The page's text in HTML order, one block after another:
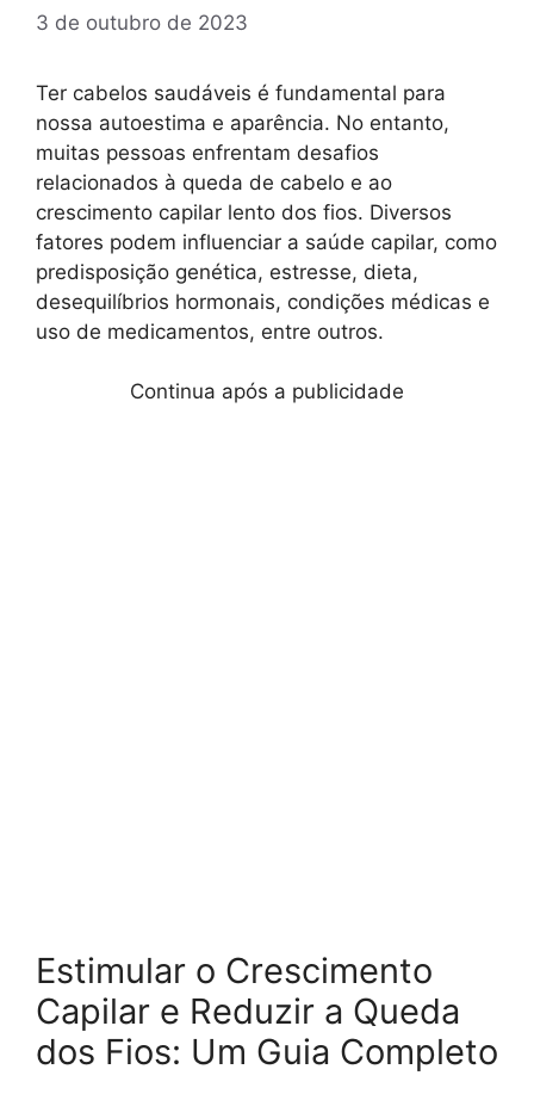
3 de outubro de 2023
Ter cabelos saudáveis é fundamental para
nossa autoestima e aparência. No entanto,
muitas pessoas enfrentam desafios
relacionados à queda de cabelo e ao
crescimento capilar lento dos fios. Diversos
fatores podem influenciar a saúde capilar, como
predisposição genética, estresse, dieta,
desequilíbrios hormonais, condições médicas e
uso de medicamentos, entre outros.
Continua após a publicidade
Estimular o Crescimento
Capilar e Reduzir a Queda
dos Fios: Um Guia Completo